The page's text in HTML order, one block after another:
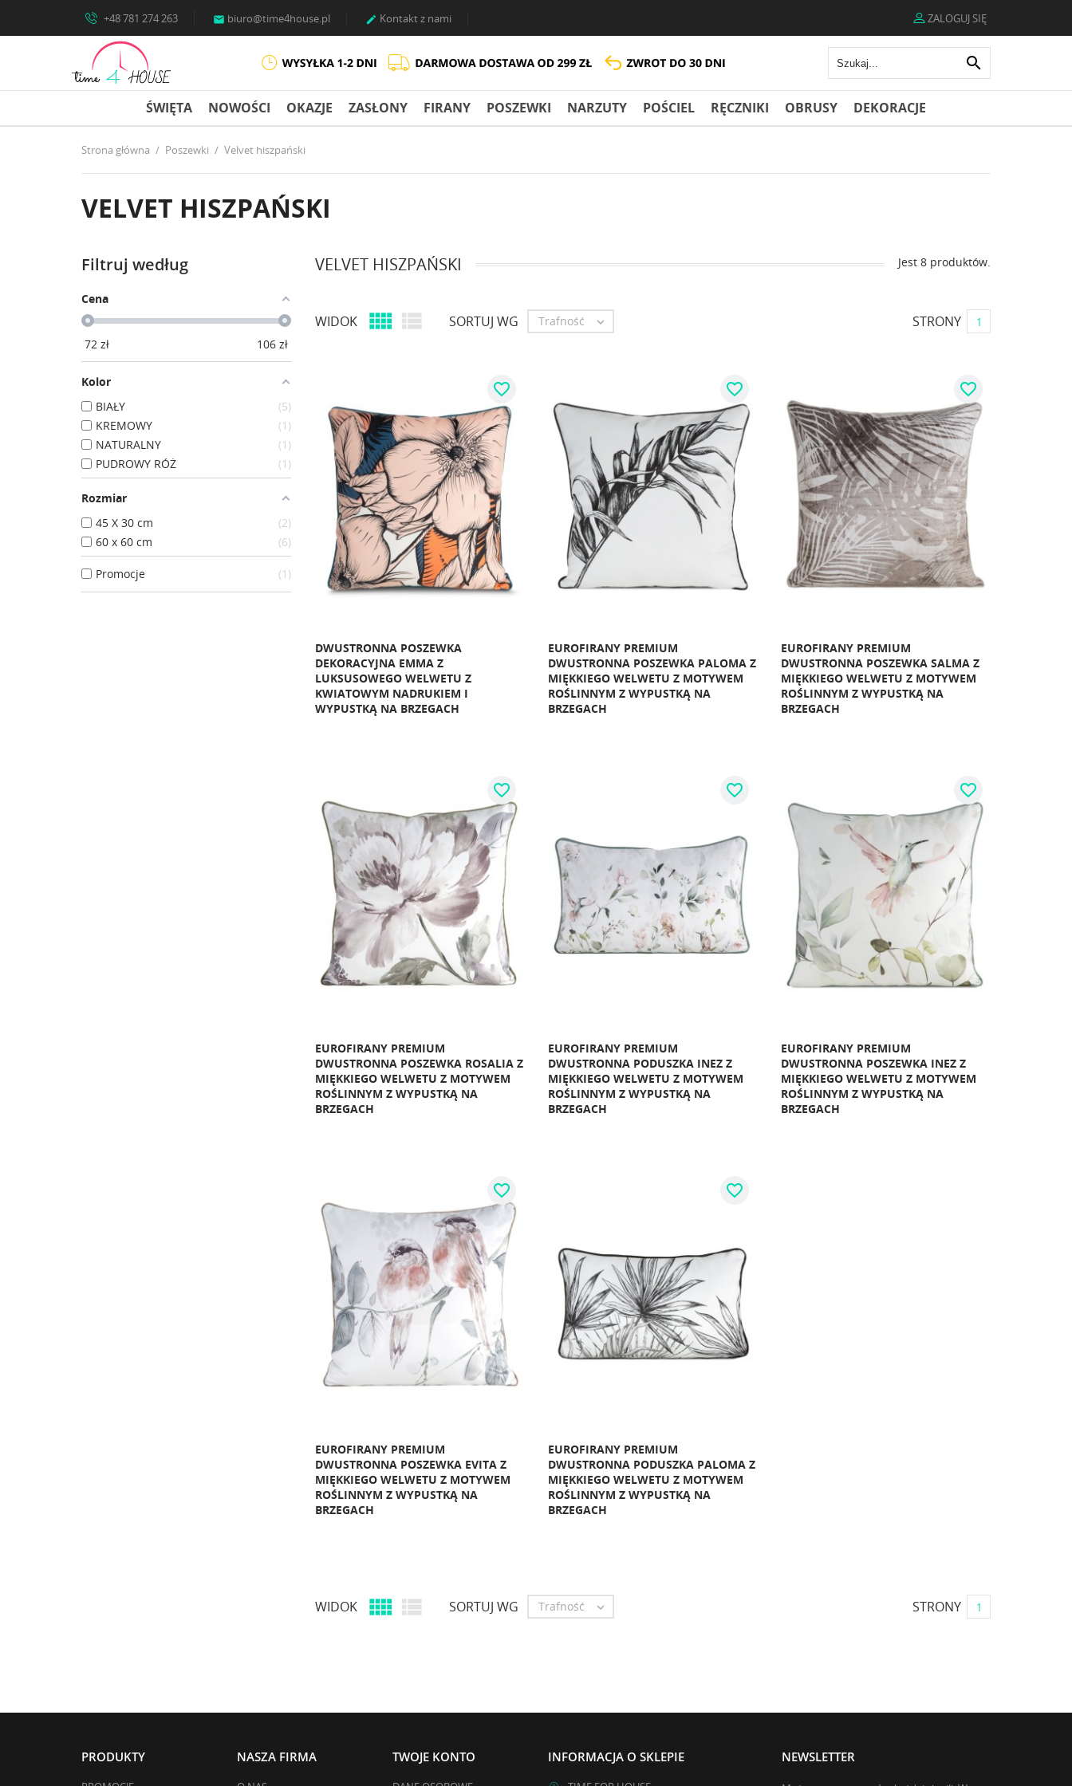
+48 781 274 263  biuro@time4house.pl  Kontakt z nami ZALOGUJ SIĘ

ŚWIĘTA NOWOŚCI OKAZJE ZASŁONY FIRANY POSZEWKI NARZUTY POŚCIEL RĘCZNIKI OBRUSY DEKORACJE
Strona główna Poszewki Velvet hiszpański
VELVET HISZPAŃSKI
Filtruj według
Cena
72 zł 106zł
Kolor
BIAŁY
5
KREMOWY
1
NATURALNY
1
PUDROWY RÓŻ
1
Rozmiar
45 X 30 cm
2
60 x 60 cm
6
Promocje 1
VELVET HISZPAŃSKI Jest 8 produktów.
WIDOK   SORTUJ WG Trafność  STRONY 1
DWUSTRONNA POSZEWKA
DEKORACYJNA EMMA Z
LUKSUSOWEGO WELWETU Z
KWIATOWYM NADRUKIEM I
WYPUSTKĄ NA BRZEGACH
favorite_border
EUROFIRANY PREMIUM
DWUSTRONNA POSZEWKA PALOMA Z
MIĘKKIEGO WELWETU Z MOTYWEM
ROŚLINNYM Z WYPUSTKĄ NA
BRZEGACH
favorite_border
EUROFIRANY PREMIUM
DWUSTRONNA POSZEWKA SALMA Z
MIĘKKIEGO WELWETU Z MOTYWEM
ROŚLINNYM Z WYPUSTKĄ NA
BRZEGACH
favorite_border
EUROFIRANY PREMIUM
DWUSTRONNA POSZEWKA ROSALIA Z
MIĘKKIEGO WELWETU Z MOTYWEM
ROŚLINNYM Z WYPUSTKĄ NA
BRZEGACH
favorite_border
EUROFIRANY PREMIUM
DWUSTRONNA PODUSZKA INEZ Z
MIĘKKIEGO WELWETU Z MOTYWEM
ROŚLINNYM Z WYPUSTKĄ NA
BRZEGACH
favorite_border
EUROFIRANY PREMIUM
DWUSTRONNA POSZEWKA INEZ Z
MIĘKKIEGO WELWETU Z MOTYWEM
ROŚLINNYM Z WYPUSTKĄ NA
BRZEGACH
favorite_border
EUROFIRANY PREMIUM
DWUSTRONNA POSZEWKA EVITA Z
MIĘKKIEGO WELWETU Z MOTYWEM
ROŚLINNYM Z WYPUSTKĄ NA
BRZEGACH
favorite_border
EUROFIRANY PREMIUM
DWUSTRONNA PODUSZKA PALOMA Z
MIĘKKIEGO WELWETU Z MOTYWEM
ROŚLINNYM Z WYPUSTKĄ NA
BRZEGACH
favorite_border
WIDOK   SORTUJ WG Trafność  STRONY 1
PRODUKTY NASZA FIRMA TWOJE KONTO INFORMACJA O SKLEPIE NEWSLETTER